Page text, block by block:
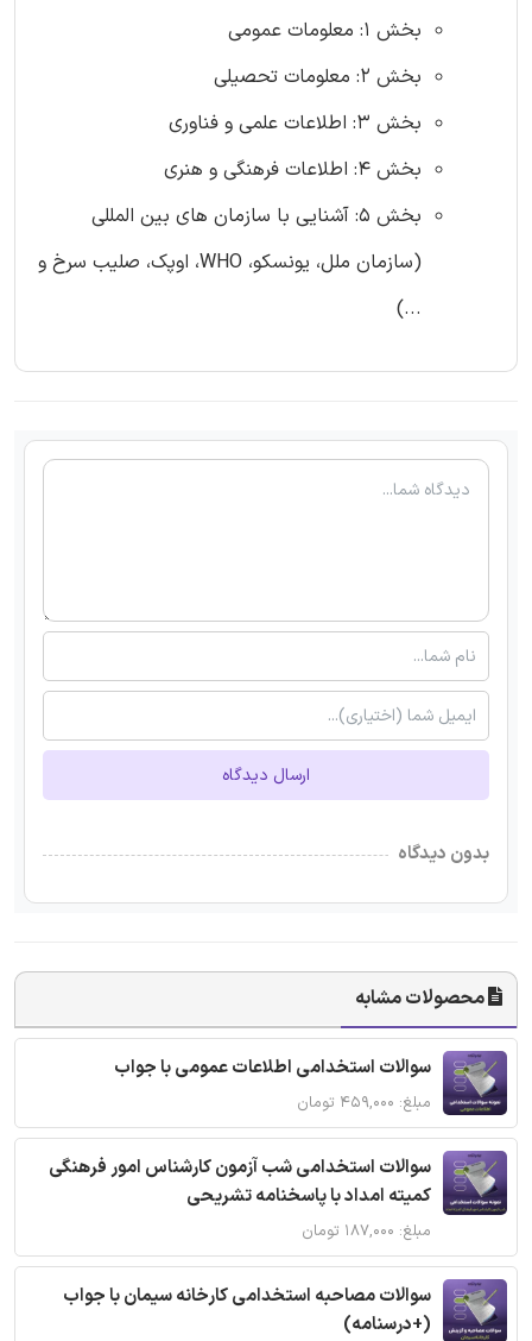
بخش 1: معلومات عمومی
بخش 2: معلومات تحصیلی
بخش 3: اطلاعات علمی و فناوری
بخش 4: اطلاعات فرهنگی و هنری
بخش 5: آشنایی با سازمان های بین المللی
(سازمان ملل، یونسکو، WHO، اوپک، صلیب سرخ و
...)
ارسال دیدگاه
بدون دیدگاه
محصولات مشابه
سوالات استخدامی اطلاعات عمومی با جواب
مبلغ: ۴۵۹,۰۰۰ تومان
سوالات استخدامی شب آزمون کارشناس امور فرهنگی
کمیته امداد با پاسخنامه تشریحی
مبلغ: ۱۸۷,۰۰۰ تومان
سوالات مصاحبه استخدامی کارخانه سیمان با جواب
(+درسنامه)